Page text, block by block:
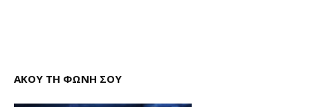
ΑΚΟΥ ΤΗ ΦΩΝΗ ΣΟΥ